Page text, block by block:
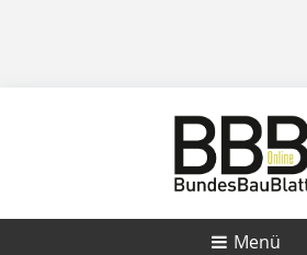
Menü